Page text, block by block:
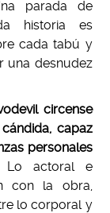
parada de
historia es
cada tabú y
una desnudez
circense
capaz
personales
actoral e
con la obra,
lo corporal y